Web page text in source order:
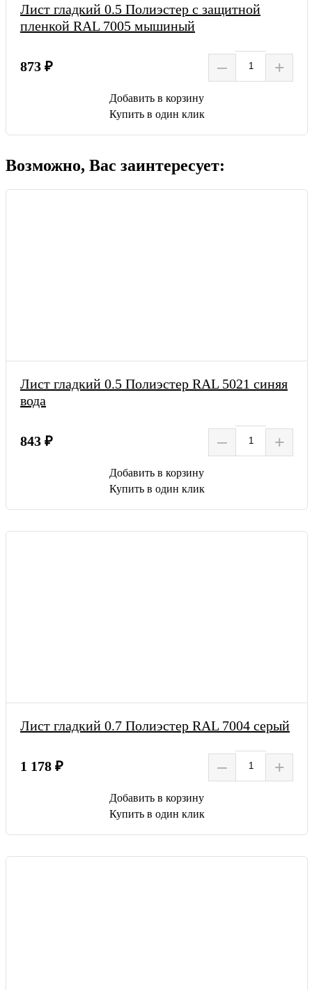
Лист гладкий 0.5 Полиэстер с защитной
пленкой RAL 7005 мышиный
873 ₽ – +
Добавить в корзину
Купить в один клик
Возможно, Вас заинтересует:
Лист гладкий 0.5 Полиэстер RAL 5021 синяя
вода
843 ₽ – +
Добавить в корзину
Купить в один клик
Лист гладкий 0.7 Полиэстер RAL 7004 серый
1 178 ₽ – +
Добавить в корзину
Купить в один клик